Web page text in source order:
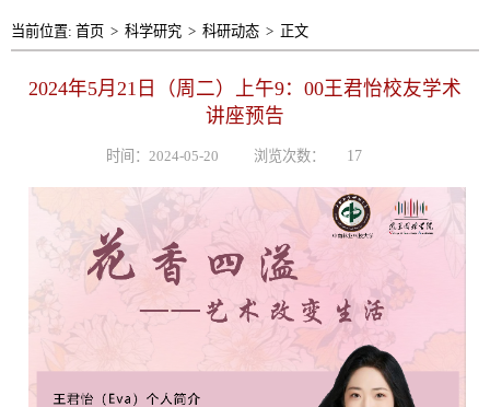
当前位置: 首页 > 科学研究 > 科研动态 > 正文
2024年5月21日（周二）上午9：00王君怡校友学术
讲座预告
时间：2024-05-20 浏览次数： 17